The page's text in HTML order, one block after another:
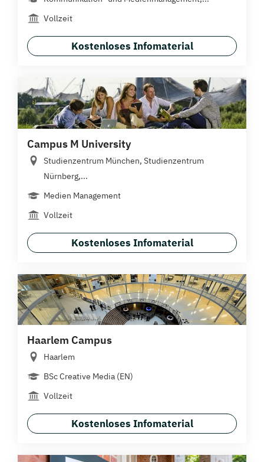
Vollzeit
Kostenloses Infomaterial
Campus M University
Studienzentrum München, Studienzentrum
Nürnberg,...
Medien Management
Vollzeit
Kostenloses Infomaterial
Haarlem Campus
Haarlem
BSc Creative Media (EN)
Vollzeit
Kostenloses Infomaterial